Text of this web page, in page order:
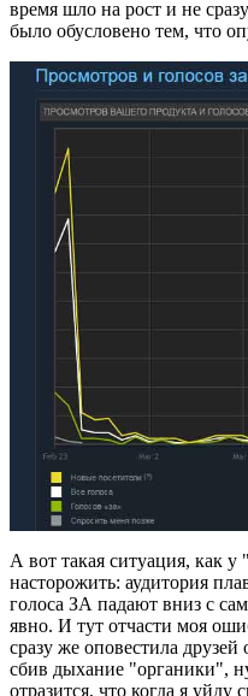
время шло на рост и не
было обусловено тем, что
А вот такая ситуация, как
насторожить: аудитория
голоса ЗА падают вниз с
явно. И тут отчасти моя
сразу же оповестила
сбив дыхание "органики",
отразится, что когда я уйду